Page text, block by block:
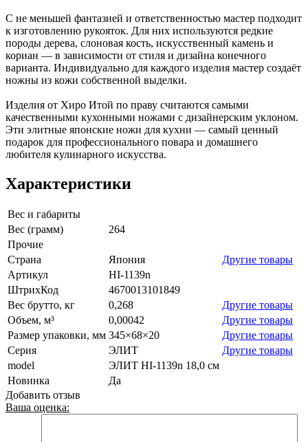
С не меньшей фантазией и ответственностью мастер подходит
к изготовлению рукояток. Для них используются редкие
породы дерева, слоновая кость, искусственный камень и
кориан — в зависимости от стиля и дизайна конечного
варианта. Индивидуально для каждого изделия мастер создаёт
ножны из кожи собственной выделки.
Изделия от Хиро Итой по праву считаются самыми
качественными кухонными ножами с дизайнерским уклоном.
Эти элитные японские ножи для кухни — самый ценный
подарок для профессионального повара и домашнего
любителя кулинарного искусства.
Характеристики
Вес и габариты
Вес (грамм)
264
Прочие
Страна
Япония
Другие товары
Артикул
HI-1139n
ШтрихКод
4670013101849
Вес брутто, кг
0,268
Другие товары
Объем, м³
0,00042
Другие товары
Размер упаковки, мм 345×68×20
Другие товары
Серия
ЭЛИТ
Другие товары
model
ЭЛИТ HI-1139n 18,0 см
Новинка
Да
Добавить отзыв
Ваша оценка: